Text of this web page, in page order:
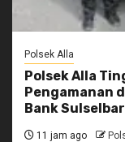
Polsek Alla
Polsek Alla
Pengamanan
Bank Sulselbar
11 jam ago